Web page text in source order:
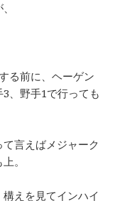
る前に、ヘーゲン
、野手1で行っても
言えばメジャーク
。
えを見てインハイ